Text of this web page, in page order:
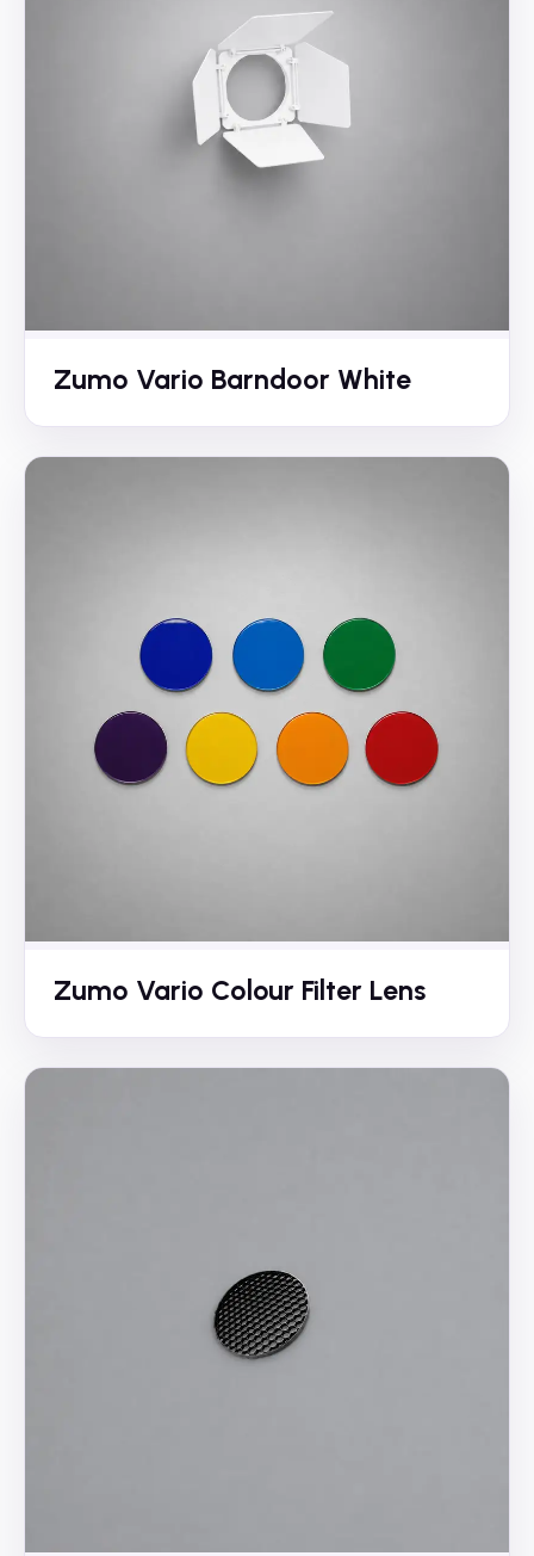
Zumo Vario Barndoor White
Zumo Vario Colour Filter Lens